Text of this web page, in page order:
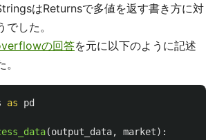
はReturnsで多値を返す書き方に対
した。
の回答を元に以下のように記述
as pd
(output_data, market):